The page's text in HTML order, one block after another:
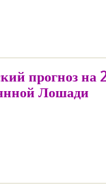
прогноз на
Лошади